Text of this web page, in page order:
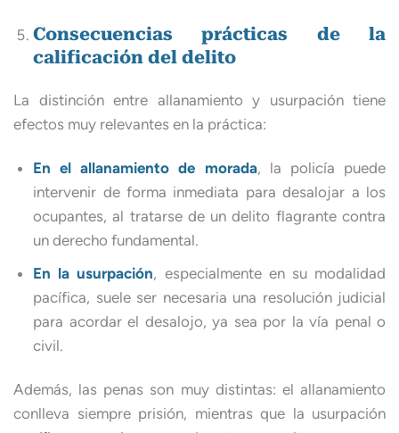
Consecuencias prácticas de la
calificación del delito
La distinción entre allanamiento y usurpación tiene
efectos muy relevantes en la práctica:
En el allanamiento de morada, la policía puede
intervenir de forma inmediata para desalojar a los
ocupantes, al tratarse de un delito flagrante contra
un derecho fundamental.
En la usurpación, especialmente en su modalidad
pacífica, suele ser necesaria una resolución judicial
para acordar el desalojo, ya sea por la vía penal o
civil.
Además, las penas son muy distintas: el allanamiento
conlleva siempre prisión, mientras que la usurpación